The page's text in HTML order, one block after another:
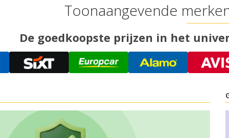
Toonaangevende
De goedkoopste prijzen in het